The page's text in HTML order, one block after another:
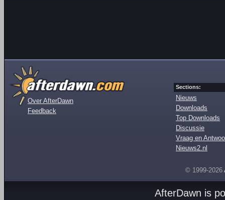
Over AfterDawn
Feedback
Sections:
Nieuws
Downloads
Top Downloads
Discussie
Vraag en
Nieuws2.nl
© 1999-2026
AfterDawn is